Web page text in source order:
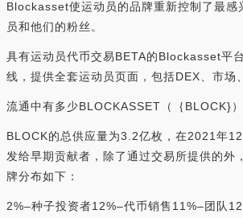
Blockasset使运动员的品牌重新控制了最
员和他们的粉丝。
具有运动员代币交易BETA的Blockasset平
线，提供全套运动员页面，包括DEX、市场
流通中有多少BLOCKASSET（｛BLOCK}
BLOCK的总供应量为3.2亿枚，在2021年
发给早期贡献者，除了通过交易所提供的外
牌分布如下：
2%–种子投资者12%–代币销售11%–团队